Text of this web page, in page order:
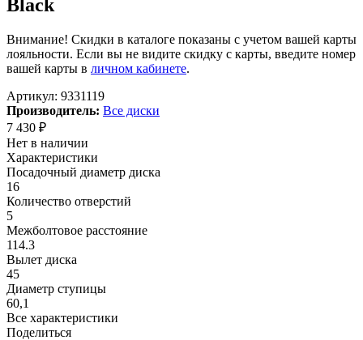
Black
Внимание! Скидки в каталоге показаны с учетом вашей карты
лояльности. Если вы не видите скидку с карты, введите номер
вашей карты в личном кабинете.
Артикул: 9331119
Производитель: Все диски
7 430 ₽
Нет в наличии
Характеристики
Посадочный диаметр диска
16
Количество отверстий
5
Межболтовое расстояние
114.3
Вылет диска
45
Диаметр ступицы
60,1
Все характеристики
Поделиться